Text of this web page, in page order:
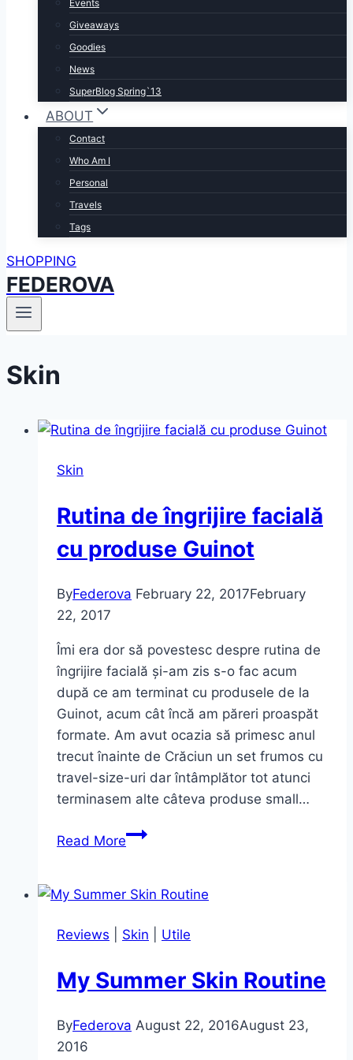
Events
Giveaways
Goodies
News
SuperBlog Spring`13
ABOUT
Contact
Who Am I
Personal
Travels
Tags
SHOPPING
FEDEROVA
Skin
Skin
Rutina de îngrijire facială
cu produse Guinot
ByFederova February 22, 2017February
22, 2017
Îmi era dor să povestesc despre rutina de
îngrijire facială și-am zis s-o fac acum
după ce am terminat cu produsele de la
Guinot, acum cât încă am păreri proaspăt
formate. Am avut ocazia să primesc anul
trecut înainte de Crăciun un set frumos cu
travel-size-uri dar întâmplător tot atunci
terminasem alte câteva produse small…
Read MoreRutina
facială
produse
Reviews Skin Utile
My Summer Skin Routine
ByFederova August 22, 2016August 23,
2016